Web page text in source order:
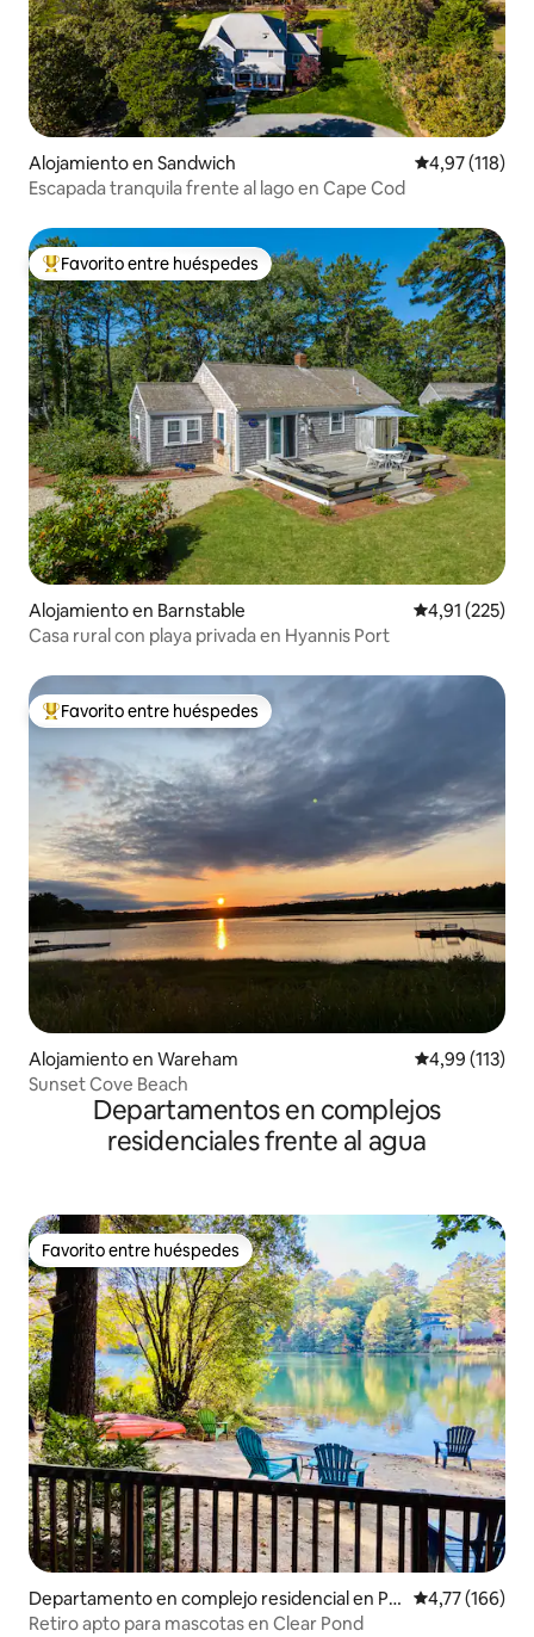
Alojamiento en Sandwich Calificación
4,97 (118)
Escapada tranquila frente al lago en Cape Cod
Favorito entre los huéspedes más destacados
Favorito entre huéspedes
Alojamiento en Barnstable Calificación
4,91 (225)
Casa rural con playa privada en Hyannis Port
Favorito entre los huéspedes más destacados
Favorito entre huéspedes
Alojamiento en Wareham Calificación
4,99 (113)
Sunset Cove Beach
Departamentos en complejos
residenciales frente al agua
Favorito entre huéspedes
Favorito entre huéspedes
Departamento en complejo residencial en Ply
mouth
Calificación
4,77 (166)
Retiro apto para mascotas en Clear Pond